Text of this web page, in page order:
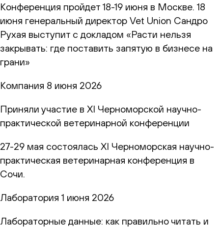
Конференция пройдет 18-19 июня в Москве. 18
июня генеральный директор Vet Union Сандро
Рухая выступит с докладом «Расти нельзя
закрывать: где поставить запятую в бизнесе на
грани»
Компания 8 июня 2026
Приняли участие в XI Черноморской научно-
практической ветеринарной конференции
27-29 мая состоялась XI Черноморская научно-
практическая ветеринарная конференция в
Сочи.
Лаборатория 1 июня 2026
Лабораторные данные: как правильно читать и